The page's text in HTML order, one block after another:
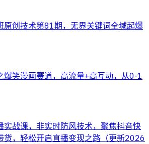
原创技术第81期，无界关键词全域起爆
爆笑漫画赛道，高流量+高互动，从0-1
实战课，非实时防风技术，聚焦抖音快
货，轻松开启直播变现之路（更新2026